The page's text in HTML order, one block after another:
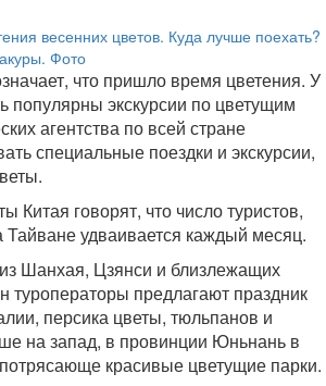
что пришло время цветения. У
популярны экскурсии по цветущим
агентства по всей стране
специальные поездки и экскурсии,
Китая говорят, что число туристов,
удваивается каждый месяц.
Шанхая, Цзянси и близлежащих
туроператоры предлагают праздник
персика цветы, тюльпанов и
на запад, в провинции Юньнань в
красивые цветущие парки.